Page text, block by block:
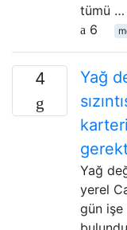
tümü …
6
4
Yağ
Yağ
yerel
gün işe